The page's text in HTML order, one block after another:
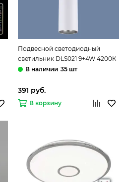
Подвесной светодиодный
светильник DLS021 9+4W 4200К
белый матовый/серебро
35 шт
391 руб.
В корзину